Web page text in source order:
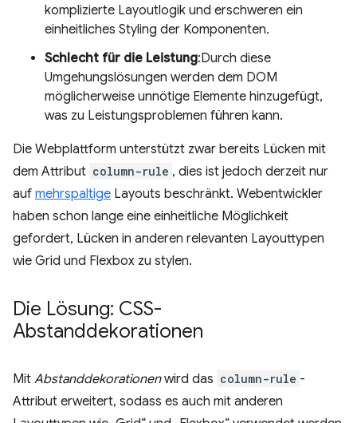
komplizierte Layoutlogik und erschweren ein
einheitliches Styling der Komponenten.
Schlecht für die Leistung:Durch diese
Umgehungslösungen werden dem DOM
möglicherweise unnötige Elemente hinzugefügt,
was zu Leistungsproblemen führen kann.
Die Webplattform unterstützt zwar bereits Lücken mit
dem Attribut column-rule , dies ist jedoch derzeit nur
auf mehrspaltige Layouts beschränkt. Webentwickler
haben schon lange eine einheitliche Möglichkeit
gefordert, Lücken in anderen relevanten Layouttypen
wie Grid und Flexbox zu stylen.
Die Lösung: CSS-
Abstanddekorationen
Mit Abstanddekorationenwird das column-rule -
Attribut erweitert, sodass es auch mit anderen